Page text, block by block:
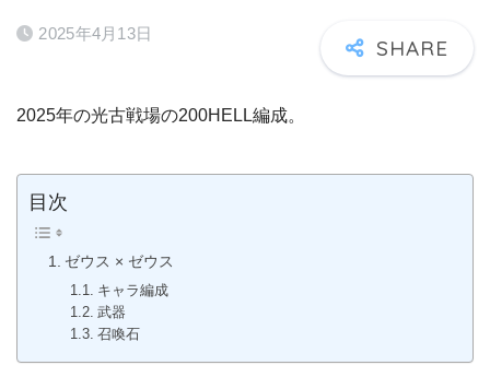
2025年4月13日
2025年の光古戦場の200HELL編成。
目次
ゼウス × ゼウス
キャラ編成
武器
召喚石